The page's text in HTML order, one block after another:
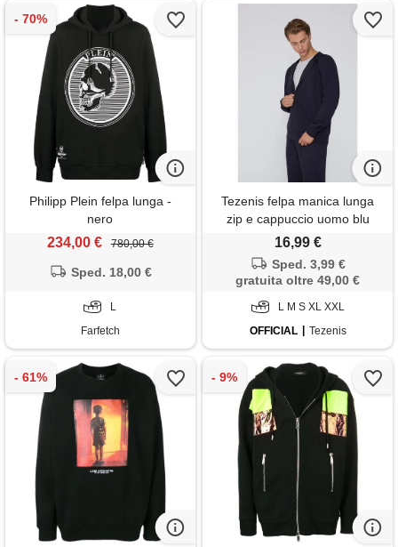
Philipp Plein felpa lunga -
nero
234,00 € 780,00 €
Sped. 18,00 €
L
Farfetch
Tezenis felpa manica lunga
zip e cappuccio uomo blu
16,99 €
Sped. 3,99 €
gratuita oltre 49,00 €
L M S XL XXL
OFFICIAL
Tezenis